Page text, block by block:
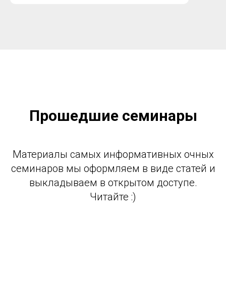
Прошедшие семинары
Материалы самых информативных очных
семинаров мы оформляем в виде статей и
выкладываем в открытом доступе.
Читайте :)